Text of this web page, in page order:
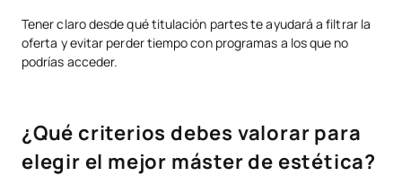
Tener claro desde qué titulación partes te ayudará a filtrar la
oferta y evitar perder tiempo con programas a los que no
podrías acceder.
¿Qué criterios debes valorar para
elegir el mejor máster de estética?